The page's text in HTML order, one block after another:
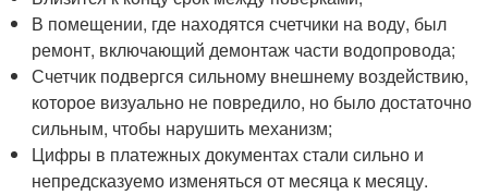
В помещении, где находятся счетчики на воду, был
ремонт, включающий демонтаж части водопровода;
Счетчик подвергся сильному внешнему воздействию,
которое визуально не повредило, но было достаточно
сильным, чтобы нарушить механизм;
Цифры в платежных документах стали сильно и
непредсказуемо изменяться от месяца к месяцу.